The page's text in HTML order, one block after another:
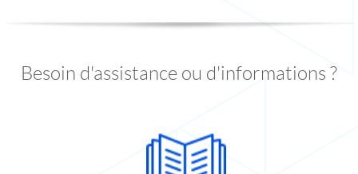
Besoin d'assistance ou d'informations ?